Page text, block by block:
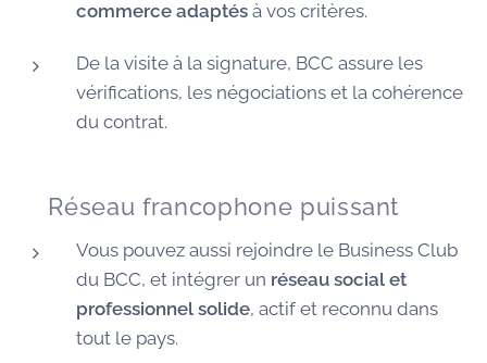
commerce adaptés à vos critères.
De la visite à la signature, BCC assure les
vérifications, les négociations et la cohérence
du contrat.
🌐 Réseau francophone puissant
Vous pouvez aussi rejoindre le Business Club
du BCC, et intégrer un réseau social et
professionnel solide, actif et reconnu dans
tout le pays.